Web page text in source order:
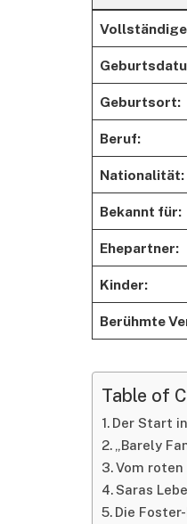
Geburtsort:
Beruf:
Nationalität:
Bekannt für:
Ehepartner:
Kinder:
Berühmte
Table of
Der Start
„Barely
Vom roten
Saras
Die